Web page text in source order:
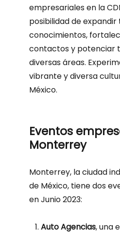
empresariales en la
posibilidad de expandir
conocimientos,
contactos y potenciar
diversas áreas.
vibrante y diversa
México.
Eventos
Monterrey
Monterrey, la ciudad
de México, tiene dos
en Junio 2023:
Auto Agencias, una